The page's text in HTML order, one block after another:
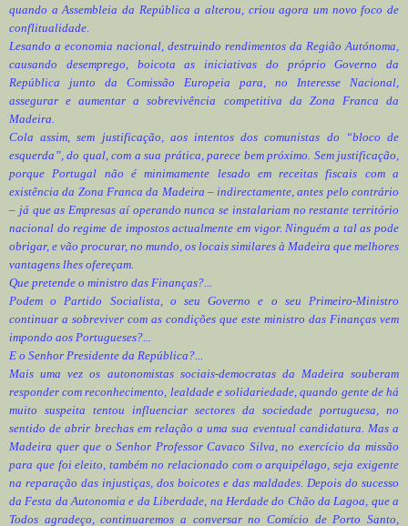
quando a Assembleia da República a alterou, criou agora um novo foco de
conflitualidade.
Lesando a economia nacional, destruindo rendimentos da Região Autónoma,
causando desemprego, boicota as iniciativas do próprio Governo da
República junto da Comissão Europeia para, no Interesse Nacional,
assegurar e aumentar a sobrevivência competitiva da Zona Franca da
Madeira.
Cola assim, sem justificação, aos intentos dos comunistas do “bloco de
esquerda”, do qual, com a sua prática, parece bem próximo. Sem justificação,
porque Portugal não é minimamente lesado em receitas fiscais com a
existência da Zona Franca da Madeira – indirectamente, antes pelo contrário
– já que as Empresas aí operando nunca se instalariam no restante território
nacional do regime de impostos actualmente em vigor. Ninguém a tal as pode
obrigar, e vão procurar, no mundo, os locais similares à Madeira que melhores
vantagens lhes ofereçam.
Que pretende o ministro das Finanças?...
Podem o Partido Socialista, o seu Governo e o seu Primeiro-Ministro
continuar a sobreviver com as condições que este ministro das Finanças vem
impondo aos Portugueses?...
E o Senhor Presidente da República?...
Mais uma vez os autonomistas sociais-democratas da Madeira souberam
responder com reconhecimento, lealdade e solidariedade, quando gente de há
muito suspeita tentou influenciar sectores da sociedade portuguesa, no
sentido de abrir brechas em relação a uma sua eventual candidatura. Mas a
Madeira quer que o Senhor Professor Cavaco Silva, no exercício da missão
para que foi eleito, também no relacionado com o arquipélago, seja exigente
na reparação das injustiças, dos boicotes e das maldades. Depois do sucesso
da Festa da Autonomia e da Liberdade, na Herdade do Chão da Lagoa, que a
Todos agradeço, continuaremos a conversar no Comício de Porto Santo,